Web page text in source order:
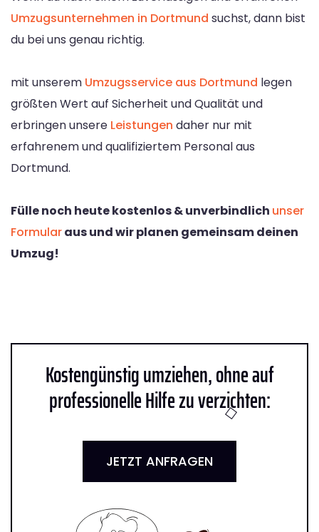
Umzugsunternehmen in Dortmund suchst, dann bist
du bei uns genau richtig.
mit unserem Umzugsservice aus Dortmund legen
größten Wert auf Sicherheit und Qualität und
erbringen unsere Leistungen daher nur mit
erfahrenem und qualifiziertem Personal aus
Dortmund.
Fülle noch heute kostenlos & unverbindlich unser
Formularaus und wir planen gemeinsam deinen
Umzug!
Kostengünstig umziehen, ohne auf
professionelle Hilfe zu verzichten:
JETZT ANFRAGEN